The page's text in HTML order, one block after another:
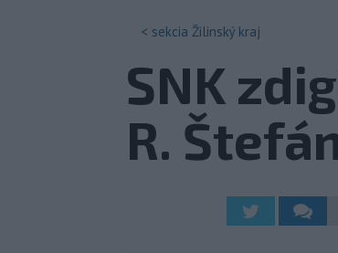
< sekcia Žilinský kraj
SNK
R.